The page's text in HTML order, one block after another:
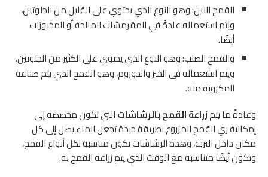
القمح اللين: وهو النوع الذي يحتوي على القليل من الجلوتين،
ويتم استعماله عادةً في المقرمشات المالحة أو المخبوزات
أيضًا.
والقمح الصلب: وهو النوع الذي يحتوي على الكثير من الجلوتين،
ويتم استعماله في الخبز والدوروم، وهو القمح الذي يتم صناعة
المكرونة منه.
وعادةً ما يتمزراعة القمح بالرشاشاتالتي تكون مخصصة إلى
إمكانية ري القمح المزروع بطريقة جيدة تجعل الماء يصل إلى كل
مكان داخل التربة، وهذه الرشاشات تكون مناسبة لكل أنواع القمح،
وتكون أيضًا متناسبة مع الوقت الذي يتم زراعة القمح به.